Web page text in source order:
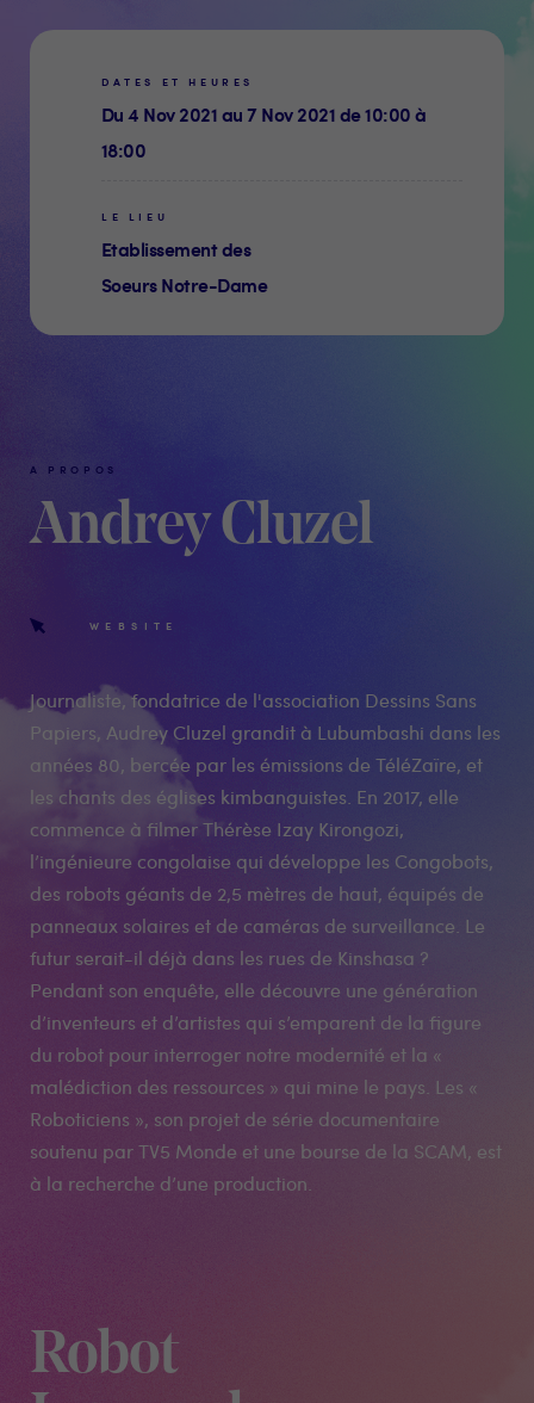
DATES ET HEURES
Du 4 Nov 2021 au 7 Nov 2021 de 10:00 à
18:00
LE LIEU
Etablissement des
Soeurs Notre-Dame
A PROPOS
Andrey Cluzel
WEBSITE
Journaliste, fondatrice de l'association Dessins Sans
Papiers, Audrey Cluzel grandit à Lubumbashi dans les
années 80, bercée par les émissions de TéléZaïre, et
les chants des églises kimbanguistes. En 2017, elle
commence à filmer Thérèse Izay Kirongozi,
l’ingénieure congolaise qui développe les Congobots,
des robots géants de 2,5 mètres de haut, équipés de
panneaux solaires et de caméras de surveillance. Le
futur serait-il déjà dans les rues de Kinshasa ?
Pendant son enquête, elle découvre une génération
d’inventeurs et d’artistes qui s’emparent de la figure
du robot pour interroger notre modernité et la «
malédiction des ressources » qui mine le pays. Les «
Roboticiens », son projet de série documentaire
soutenu par TV5 Monde et une bourse de la SCAM, est
à la recherche d’une production.
Robot